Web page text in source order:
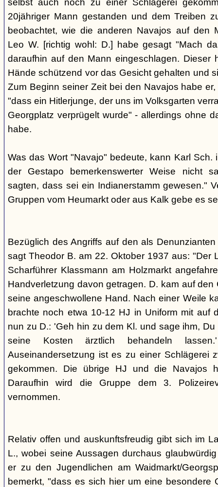
selbst auch noch zu einer Schlägerei
20jähriger Mann gestanden und dem Treiben
beobachtet, wie die anderen Navajos auf den
Leo W. [richtig wohl: D.] habe gesagt "Mach
daraufhin auf den Mann eingeschlagen. Dieser
Hände schützend vor das Gesicht gehalten und
Zum Beginn seiner Zeit bei den Navajos habe
"dass ein Hitlerjunge, der uns im Volksgarten
Georgplatz verprügelt wurde" - allerdings ohne
habe.
Was das Wort "Navajo" bedeute, kann Karl Sch.
der Gestapo bemerkenswerter Weise nicht
sagten, dass sei ein Indianerstamm gewesen."
Gruppen vom Heumarkt oder aus Kalk gebe es
Bezüglich des Angriffs auf den als
sagt Theodor B. am 22. Oktober 1937 aus: "Der
Scharführer Klassmann am Holzmarkt
Handverletzung davon getragen. D. kam auf den
seine angeschwollene Hand. Nach einer Weile
brachte noch etwa 10-12 HJ in Uniform mit auf
nun zu D.: 'Geh hin zu dem Kl. und sage ihm,
seine Kosten ärztlich behandeln
Auseinandersetzung ist es zu einer Schlägerei
gekommen. Die übrige HJ und die Navajos
Daraufhin wird die Gruppe dem 3.
vernommen.
Relativ offen und auskunftsfreudig gibt sich im
L., wobei seine Aussagen durchaus
er zu den Jugendlichen am Waidmarkt/
bemerkt, "dass es sich hier um eine besondere